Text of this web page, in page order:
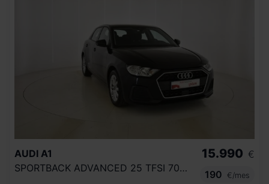
AUDI A1
SPORTBACK ADVANCED 25 TFSI 70KW (95CV)
15.990 €
190
€/mes